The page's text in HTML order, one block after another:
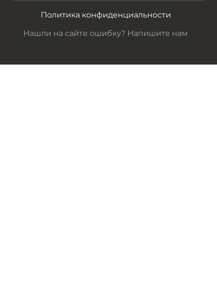
Политика конфиденциальности
Нашли на сайте ошибку? Напишите нам